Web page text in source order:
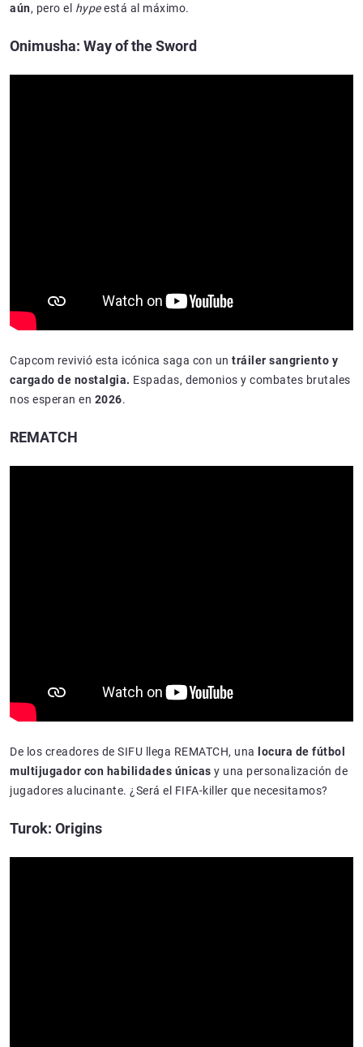
aún, pero el hypeestá al máximo.
Onimusha: Way of the Sword
Capcom revivió esta icónica saga con un tráiler sangriento y
cargado de nostalgia. Espadas, demonios y combates brutales
nos esperan en 2026.
REMATCH
De los creadores de SIFU llega REMATCH, una
locura de fútbol
multijugador con habilidades únicas y una personalización de
jugadores alucinante. ¿Será el FIFA-killer que necesitamos?
Turok: Origins